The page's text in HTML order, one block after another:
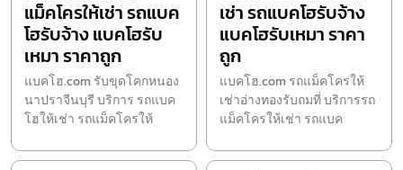
แม็คโครให้เช่า รถแบค
โฮรับจ้าง แบคโฮรับ
เหมา ราคาถูก
แบคโฮ.com รับขุดโคกหนอง
นาปราจีนบุรี บริการ รถแบค
โฮให้เช่า รถแม็คโครให้
เช่า รถแบคโฮรับจ้าง
แบคโฮรับเหมา ราคา
ถูก
แบคโฮ.com รถแม็คโครให้
เช่าอ่างทองรับถมที่ บริการรถ
แม็คโครให้เช่า รถแบค